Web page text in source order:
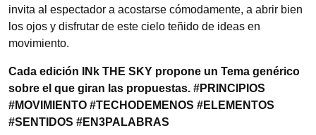
invita al espectador a acostarse cómodamente, a abrir bien
los ojos y disfrutar de este cielo teñido de ideas en
movimiento.
Cada edición INk THE SKY propone un Tema genérico
sobre el que giran las propuestas. #PRINCIPIOS
#MOVIMIENTO #TECHODEMENOS #ELEMENTOS
#SENTIDOS #EN3PALABRAS